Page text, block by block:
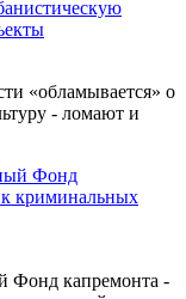
«обламывается» о
- ломают и
Фонд капремонта -